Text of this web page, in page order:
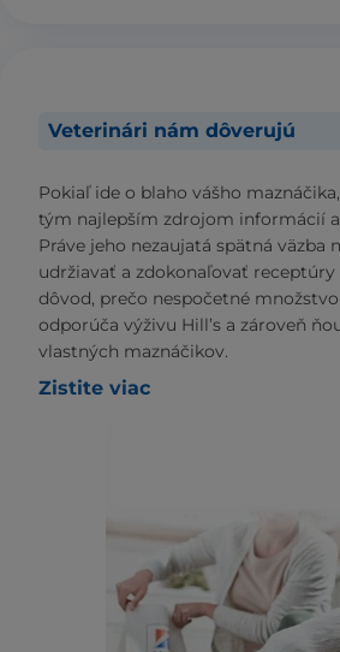
Veterinári nám dôverujú
Pokiaľ ide o blaho vášho
tým najlepším zdrojom informácií
Práve jeho nezaujatá spätná väzba
udržiavať a zdokonaľovať
dôvod, prečo nespočetné
odporúča výživu Hill’s a zároveň
vlastných maznáčikov.
Zistite viac